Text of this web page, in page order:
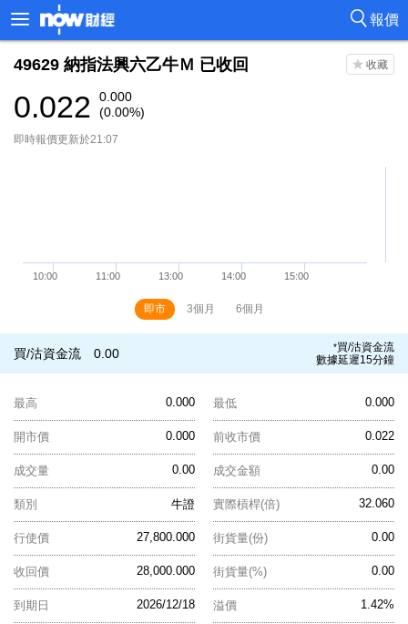
報價
49629 納指法興六乙牛Ｍ 已收回
0.022
0.000
(0.00%)
即時報價更新於21:07
即市 3個月 6個月
買/沽資金流 0.00 *買/沽資金流
數據延遲15分鐘
0.000
最高 0.000
最低
0.000
開市價 0.022
前收市價
0.00
成交量 0.00
成交金額
牛證
類別 32.060
實際槓桿(倍)
27,800.000
行使價 0.00
街貨量(份)
28,000.000
收回價 0.00
街貨量(%)
2026/12/18
到期日 1.42%
溢價